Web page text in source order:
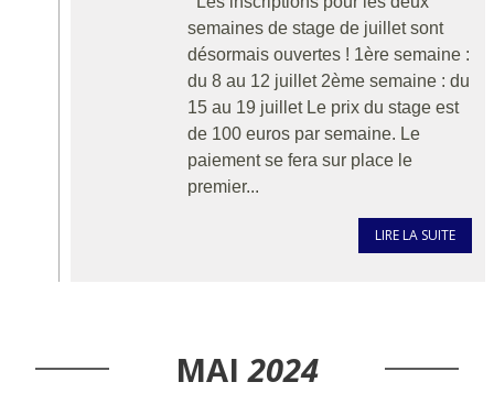
semaines de stage de juillet sont
désormais ouvertes ! 1ère semaine :
du 8 au 12 juillet 2ème semaine : du
15 au 19 juillet Le prix du stage est
de 100 euros par semaine. Le
paiement se fera sur place le
premier...
LIRE LA SUITE
MAI 2024